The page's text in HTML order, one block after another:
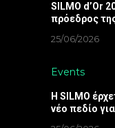
SILMO d’Or
πρόεδρος
25/06/2026
Events
Η SILMO
νέο πεδίο